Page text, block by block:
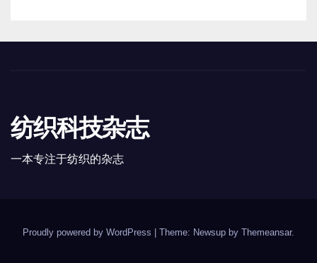
纺织科技杂志
一本专注于纺织的杂志
Proudly powered by WordPress Theme: Newsup by Themeansar.